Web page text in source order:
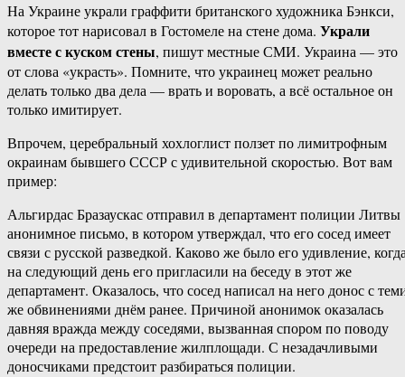
На Украине украли граффити британского художника Бэнкси,
которое тот нарисовал в Гостомеле на стене дома. Украли
вместе с куском стены, пишут местные СМИ. Украина — это
от слова «украсть». Помните, что украинец может реально
делать только два дела — врать и воровать, а всё остальное он
только имитирует.
Впрочем, церебральный хохлоглист ползет по лимитрофным
окраинам бывшего СССР с удивительной скоростью. Вот вам
пример:
Альгирдас Бразаускас отправил в департамент полиции Литвы
анонимное письмо, в котором утверждал, что его сосед имеет
связи с русской разведкой. Каково же было его удивление,
на следующий день его пригласили на беседу в этот же
департамент. Оказалось, что сосед написал на него донос с
же обвинениями днём ранее. Причиной анонимок оказалась
давняя вражда между соседями, вызванная спором по поводу
очереди на предоставление жилплощади. С незадачливыми
доносчиками предстоит разбираться полиции.